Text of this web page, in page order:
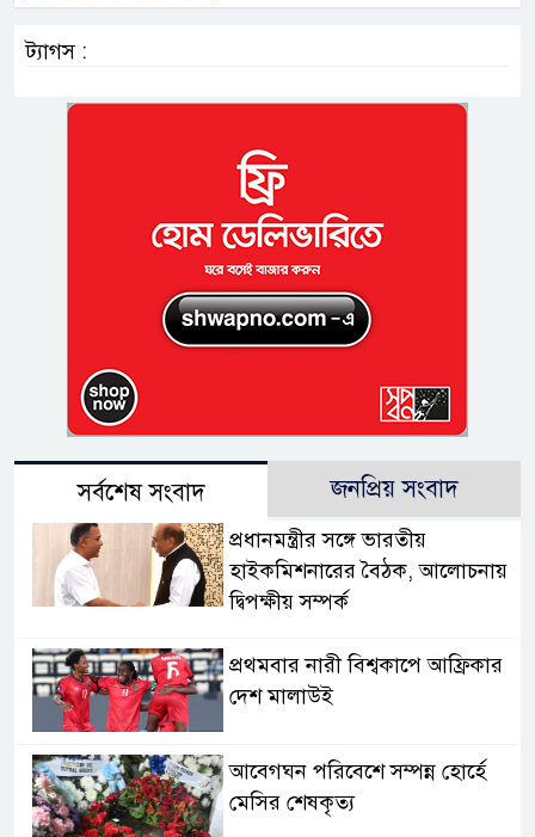
ট্যাগস :
সর্বশেষ সংবাদ জনপ্রিয় সংবাদ
প্রধানমন্ত্রীর সঙ্গে ভারতীয়
হাইকমিশনারের বৈঠক, আলোচনায়
দ্বিপক্ষীয় সম্পর্ক
প্রথমবার নারী বিশ্বকাপে আফ্রিকার
দেশ মালাউই
আবেগঘন পরিবেশে সম্পন্ন হোর্হে
মেসির শেষকৃত্য